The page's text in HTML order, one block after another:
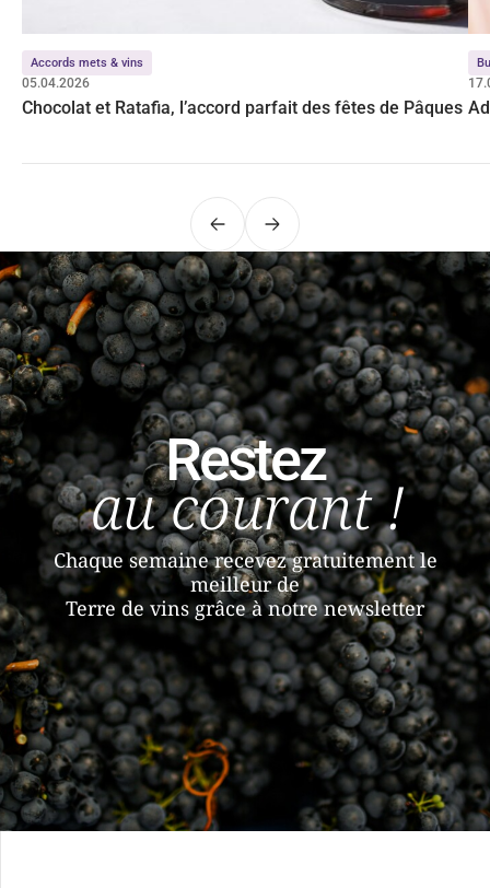
Accords mets & vins
05.04.2026
Chocolat et Ratafia, l’accord parfait des fêtes de Pâques
PrécédentSuivant
Restez
au courant !
Chaque semaine recevez gratuitement le
meilleur de
Terre de vins grâce à notre newsletter